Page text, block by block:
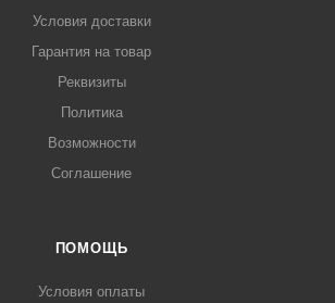
Условия доставки
Гарантия на товар
Реквизиты
Политика
Возможности
Соглашение
ПОМОЩЬ
Условия оплаты